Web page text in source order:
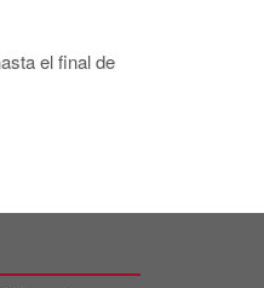
el final de